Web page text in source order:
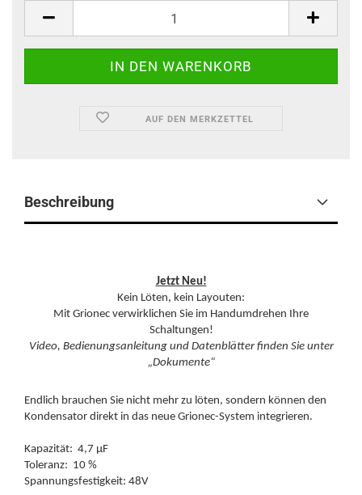
AUF DEN MERKZETTEL
Beschreibung
Jetzt Neu!
Kein Löten, kein Layouten:
Mit Grionec verwirklichen Sie im Handumdrehen Ihre
Schaltungen!
Video, Bedienungsanleitung und Datenblätter finden Sie unter
„Dokumente“
Endlich brauchen Sie nicht mehr zu löten, sondern können den
Kondensator direkt in das neue Grionec-System integrieren.
Kapazität: 4,7 µF
Toleranz: 10 %
Spannungsfestigkeit: 48V